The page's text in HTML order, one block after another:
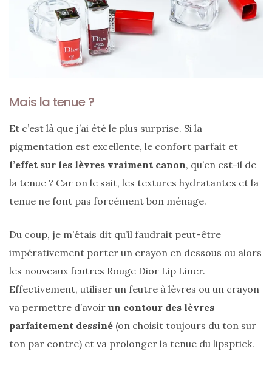
DIY/Recettes
(15)
Lecture/Séries
Vie
(61)
Actualités
Conseils
mode
(25)
Découvertes
mode
(5)
Mais la tenue ?
Et c’est là que j’ai été le plus surprise. Si la
pigmentation est excellente, le confort parfait et
l’effet sur les lèvres vraiment canon, qu’en est-il de
la tenue ? Car on le sait, les textures hydratantes et la
tenue ne font pas forcément bon ménage.
Du coup, je m’étais dit qu’il faudrait peut-être
impérativement porter un crayon en dessous ou alors
les nouveaux feutres Rouge Dior Lip Liner.
Effectivement, utiliser un feutre à lèvres ou un crayon
va permettre d’avoir un contour des lèvres
parfaitement dessiné (on choisit toujours du ton sur
ton par contre) et va prolonger la tenue du lipsptick.